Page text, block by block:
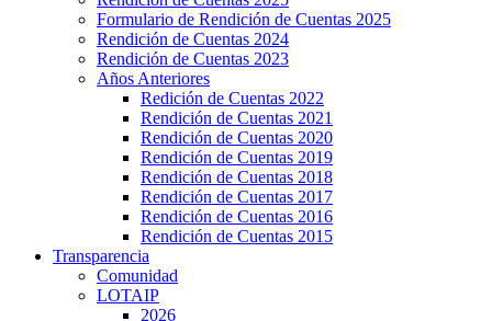
Formulario de Rendición de Cuentas 2025
Rendición de Cuentas 2024
Rendición de Cuentas 2023
Años Anteriores
Redición de Cuentas 2022
Rendición de Cuentas 2021
Rendición de Cuentas 2020
Rendición de Cuentas 2019
Rendición de Cuentas 2018
Rendición de Cuentas 2017
Rendición de Cuentas 2016
Rendición de Cuentas 2015
Transparencia
Comunidad
LOTAIP
2026